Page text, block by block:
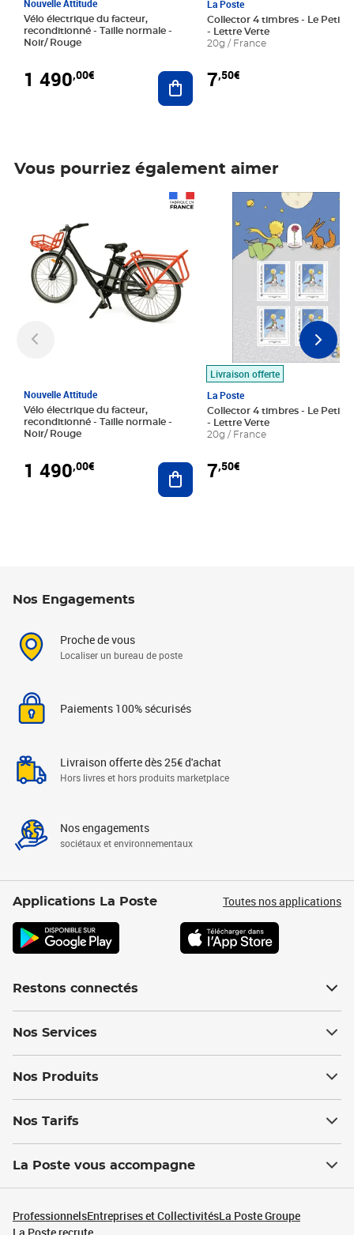
Nouvelle Attitude
Vélo électrique du facteur,
reconditionné - Taille normale -
Noir/ Rouge
1 490,00€ Ajouter au panier
La Poste
Collector 4 timbres - Le Petit
- Lettre Verte
20g / France
7,50€
Vous pourriez également aimer
Nouvelle Attitude
Vélo électrique du facteur,
reconditionné - Taille normale -
Noir/ Rouge
1 490,00€ Ajouter au panier
Livraison offerte
La Poste
Collector 4 timbres - Le Petit
- Lettre Verte
20g / France
7,50€
Prix 7,50€
Nos Engagements
Proche de vous
Localiser un bureau de poste
Paiements 100% sécurisés
Livraison offerte dès 25€ d'achat
Hors livres et hors produits marketplace
Nos engagements
sociétaux et environnementaux
Applications La Poste Toutes nos applications
Restons connectés
Nos Services
Nos Produits
Nos Tarifs
La Poste vous accompagne
ProfessionnelsEntreprises et CollectivitésLa Poste Groupe